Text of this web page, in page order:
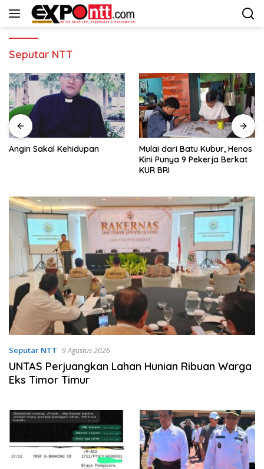
Langsung
Seputar NTT
Angin Sakal Kehidupan
Mulai dari Batu Kubur, Henos
Kini Punya 9 Pekerja Berkat
KUR BRI
Seputar NTT 9 Agustus 2026
UNTAS Perjuangkan Lahan Hunian Ribuan Warga
Eks Timor Timur